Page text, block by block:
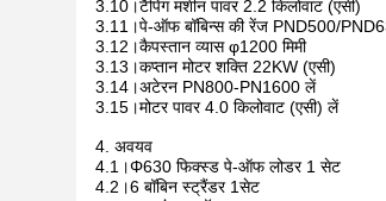
3.10।टैपिंग मशीन पावर 2.2 किलोवाट (एसी)
3.11।पे-ऑफ बॉबिन्स की रेंज PND500/
3.12।कैपस्तान व्यास φ1200 मिमी
3.13।कप्तान मोटर शक्ति 22KW (एसी)
3.14।अटेरन PN800-PN1600 लें
3.15।मोटर पावर 4.0 किलोवाट (एसी) लें
4. अवयव
4.1।Φ630 फिक्स्ड पे-ऑफ लोडर 1 सेट
4.2।6 बॉबिन स्ट्रैंडर 1सेट